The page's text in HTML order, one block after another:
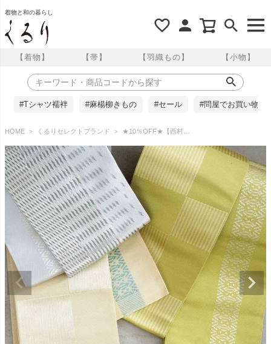
着物と和の暮らし
【着物】 【帯】 【羽織もの】 【小物】
#Tシャツ襦袢 #麻楊柳きもの #セール #問屋でお買い物
HOME くるりセレクトブランド ★10％OFF★【西村織物】正絹 半幅帯 博多織 筋市松/絣縞 結 くるり